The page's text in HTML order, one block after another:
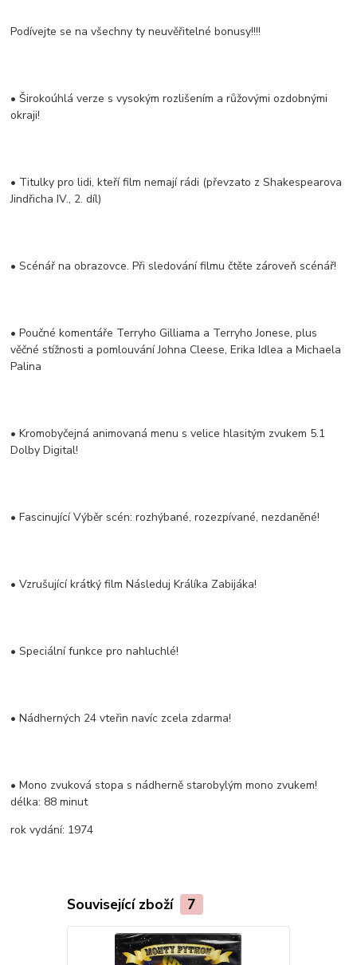
Podívejte se na všechny ty neuvěřitelné bonusy!!!!
• Širokoúhlá verze s vysokým rozlišením a růžovými ozdobnými
okraji!
• Titulky pro lidi, kteří film nemají rádi (převzato z Shakespearova
Jindřicha IV., 2. díl)
• Scénář na obrazovce. Při sledování filmu čtěte zároveň scénář!
• Poučné komentáře Terryho Gilliama a Terryho Jonese, plus
věčné stížnosti a pomlouvání Johna Cleese, Erika Idlea a Michaela
Palina
• Kromobyčejná animovaná menu s velice hlasitým zvukem 5.1
Dolby Digital!
• Fascinující Výběr scén: rozhýbané, rozezpívané, nezdaněné!
• Vzrušující krátký film Následuj Králíka Zabijáka!
• Speciální funkce pro nahluchlé!
• Nádherných 24 vteřin navíc zcela zdarma!
• Mono zvuková stopa s nádherně starobylým mono zvukem!
délka: 88 minut
rok vydání: 1974
Související zboží 7